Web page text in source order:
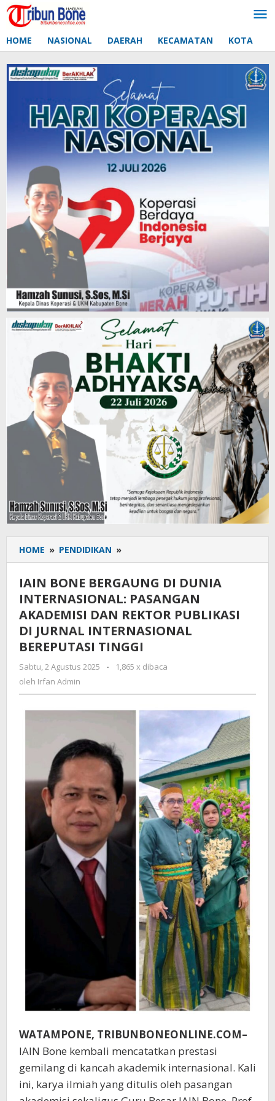
Lewati
ke
HOME NASIONAL DAERAH KECAMATAN KOTA
HOME » PENDIDIKAN »
BONE
DI
DUNIA
INTERNASIONAL: PASANGAN
AKADEMISI
DAN
REKTOR
PUBLIKASI
JURNAL
BEREPUTASI
IAIN BONE BERGAUNG DI DUNIA
INTERNASIONAL: PASANGAN
AKADEMISI DAN REKTOR PUBLIKASI
DI JURNAL INTERNASIONAL
BEREPUTASI TINGGI
Sabtu, 2 Agustus 2025
oleh
-
1,865 x dibaca
oleh Irfan Admin
WATAMPONE, TRIBUNBONEONLINE.COM–
IAIN Bone kembali mencatatkan prestasi
gemilang di kancah akademik internasional. Kali
ini, karya ilmiah yang ditulis oleh pasangan